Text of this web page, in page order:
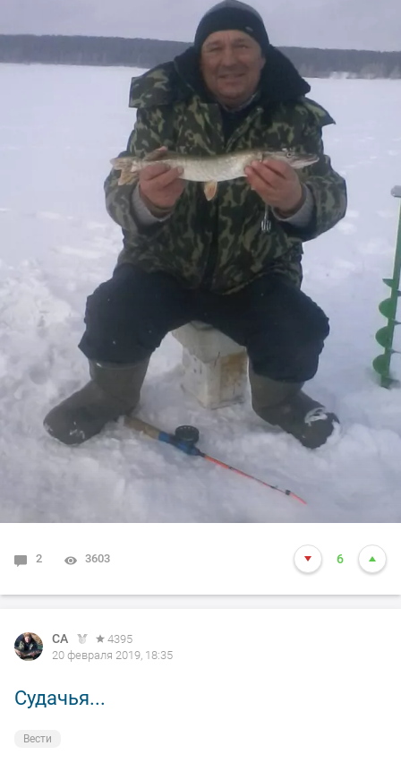
2 3603 6
СА
4395
20 февраля 2019, 18:35
Судачья...
Вести